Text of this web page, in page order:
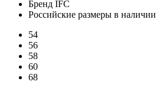
Бренд IFC
Российские размеры в наличии
54
56
58
60
68